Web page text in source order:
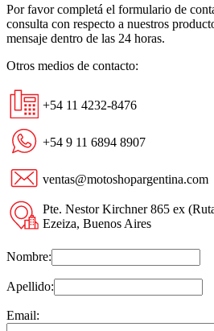
Por favor completá el formulario de
consulta con respecto a nuestros
mensaje dentro de las 24 horas.
Otros medios de contacto:
+54 11 4232-8476
+54 9 11 6894 8907
ventas@motoshopargentina.com
Pte. Nestor Kirchner 865 ex
Ezeiza, Buenos Aires
Nombre:
Apellido:
Email: